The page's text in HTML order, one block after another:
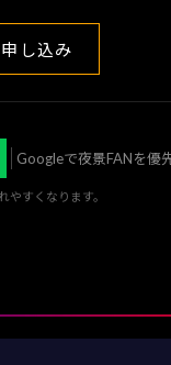
し込み
Googleで夜景FANを優
すくなります。